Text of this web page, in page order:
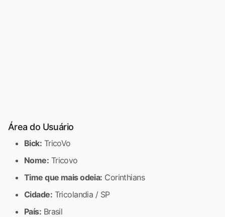
Área do Usuário
Bick: TricoVo
Nome: Tricovo
Time que mais odeia: Corinthians
Cidade: Tricolandia / SP
País: Brasil